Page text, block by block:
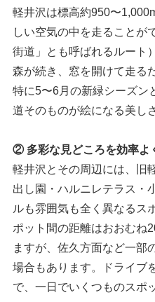
軽井沢は標高約950〜
しい空気の中を走ることが
街道」とも呼ばれるルート
森が続き、窓を開けて走る
特に5〜6月の新緑シーズン
道そのものが絵になる美し
② 多彩な見どころを効率よ
軽井沢とその周辺には、旧
出し園・ハルニレテラス・
ルも雰囲気も全く異なるス
ポット間の距離はおおむね
ますが、佐久方面など一部
場合もあります。ドライブ
で、一日でいくつものスポ